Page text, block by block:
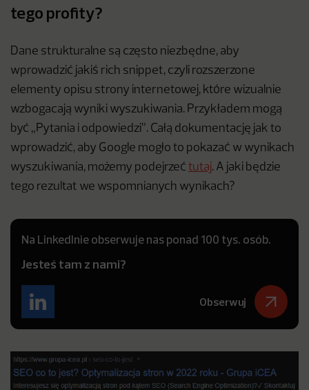
tego profity?
Dane strukturalne są często niezbędne, aby
wprowadzić jakiś rich snippet, czyli rozszerzone
elementy opisu strony internetowej, które wizualnie
wzbogacają wyniki wyszukiwania. Przykładem mogą
być „Pytania i odpowiedzi”. Całą dokumentację jak to
wprowadzić, aby Google mogło to pokazać w wynikach
wyszukiwania, możemy podejrzeć tutaj. A jaki będzie
tego rezultat we wspomnianych wynikach?
Na LinkedInie obserwuje nas ponad 100 tys. osób.
Jesteś tam z nami?
Obserwuj